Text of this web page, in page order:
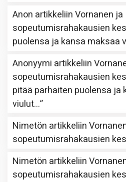
Anon artikkeliinVornanen ja
sopeutumisrahakausien
puolensa ja kansa maksaa
Anonyymi artikkeliin
sopeutumisrahakausien
pitää parhaiten puolensa ja
viulut…”
Nimetön artikkeliin
sopeutumisrahakausien
Nimetön artikkeliin
sopeutumisrahakausien